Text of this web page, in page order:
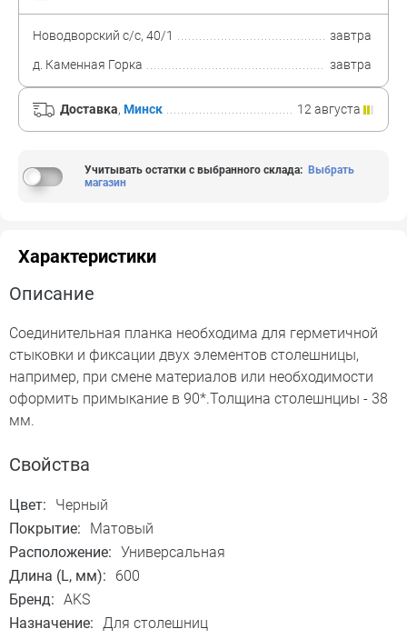
Новодворский с/с, 40/1
завтра
д. Каменная Горка
завтра
Доставка, Минск 12 августа
Учитывать остатки с выбранного склада: Выбрать
магазин
Характеристики
Описание
Соединительная планка необходима для герметичной
стыковки и фиксации двух элементов столешницы,
например, при смене материалов или необходимости
оформить примыкание в 90*.Толщина столешнциы - 38
мм.
Свойства
Цвет:
Черный
Покрытие:
Матовый
Расположение: Универсальная
Длина (L, мм):
600
Бренд: AKS
Назначение: Для столешниц